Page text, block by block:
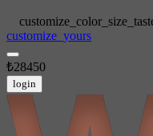
customize_yours
₺28450
login